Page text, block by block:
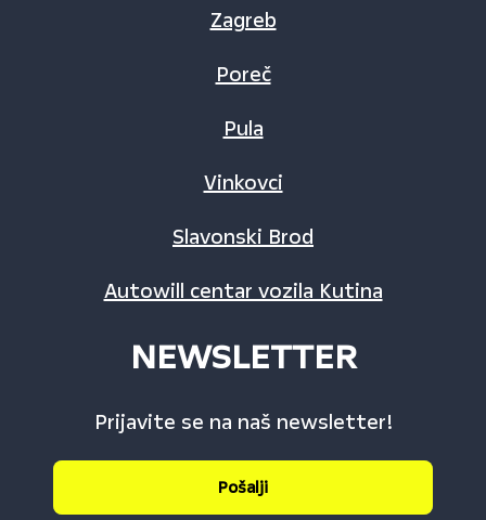
Zagreb
Poreč
Pula
Vinkovci
Slavonski Brod
Autowill centar vozila Kutina
NEWSLETTER
Prijavite se na naš newsletter!
Pošalji